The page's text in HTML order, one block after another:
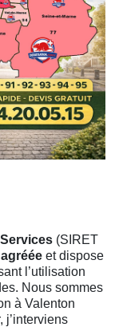
(SIRET
agréée et dispose
l’utilisation
Nous sommes
à Valenton
j’interviens